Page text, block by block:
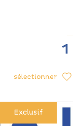
sélectionner
Exclusif